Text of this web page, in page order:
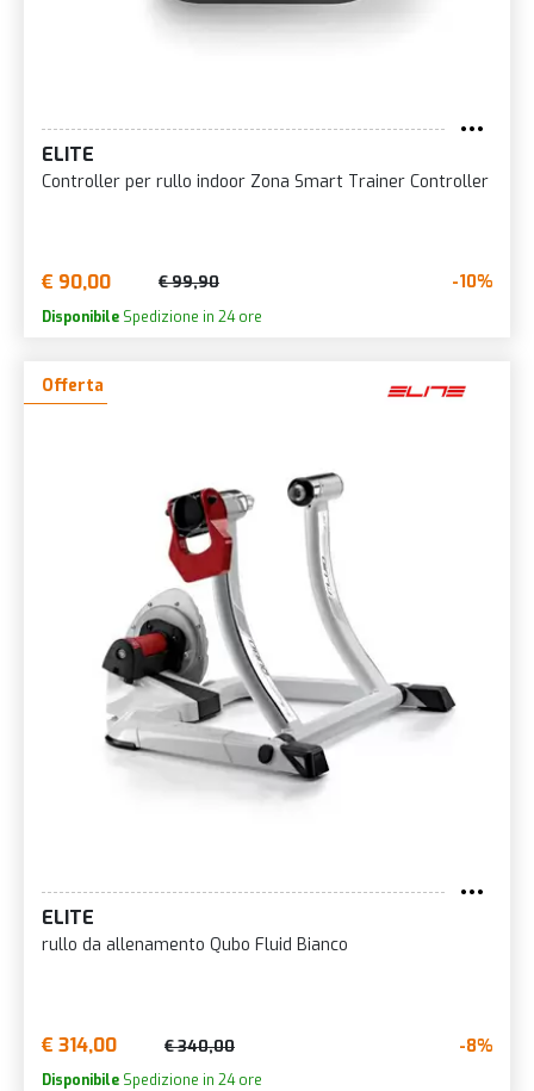
ELITE
Controller per rullo indoor Zona Smart Trainer Controller
€ 90,00 € 99,90 -10%
Disponibile Spedizione in 24 ore
Offerta
ELITE
rullo da allenamento Qubo Fluid Bianco
€ 314,00 € 340,00 -8%
Disponibile Spedizione in 24 ore